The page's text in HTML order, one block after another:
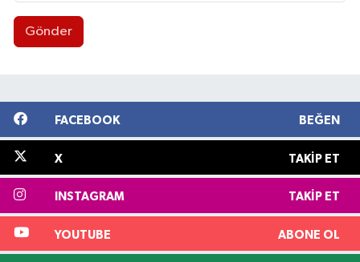
Gönder
FACEBOOK BEĞEN
X TAKIP ET
INSTAGRAM TAKIP ET
YOUTUBE ABONE OL